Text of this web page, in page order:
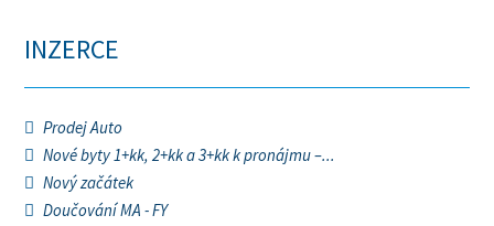
INZERCE
Prodej Auto
Nové byty 1+kk, 2+kk a 3+kk k pronájmu –...
Nový začátek
Doučování MA - FY